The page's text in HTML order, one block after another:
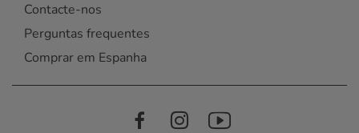
Contacte-nos
Perguntas frequentes
Comprar em Espanha